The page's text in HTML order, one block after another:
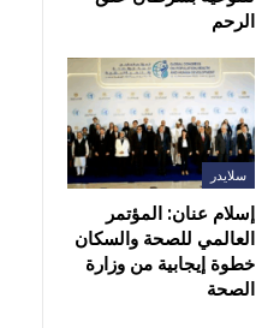
الرحم
سلايدر
إسلام عنان: المؤتمر
العالمي للصحة والسكان
خطوة إيجابية من وزارة
الصحة